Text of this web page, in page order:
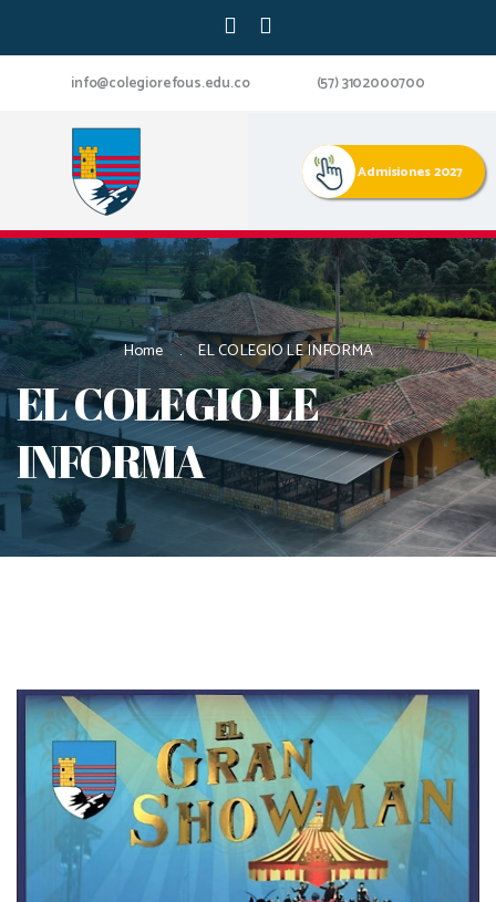
info@colegiorefous.edu.co (57) 3102000700
Admisiones 2027
Home EL COLEGIO LE INFORMA
EL COLEGIO LE
INFORMA